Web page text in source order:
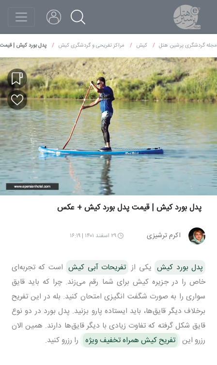
مجله گردشگری پرشین هتل کیش مراکز تفریحی و گردشگری کیش پدل بورد کیش |
پدل بورد کیش | قیمت پدل بورد کیش + عکس
اکرم ترشیزی ۲۹ اسفند ۱۴۰۱ | ۱۶:۱۹
پدل بورد کیش یکی از تفریحات آبی کیش است که تجربه‌ای
خاص را در جزیره کیش برای شما رقم می‌زند. چرا که باید قایق
سواری را به صورت شگفت انگیزی امتحان کنید. بله در این تفریح
برخلاف دیگر قایق‌ها، باید ایستاده پارو بزنید. پدل بورد در دو نوع
قایق شکل گرفته که تفاوت زیادی با دیگر قایق‌ها دارند. همین الان
رزرو این تفریح کیش همراه تخفیف ویژه را رزرو کنید.